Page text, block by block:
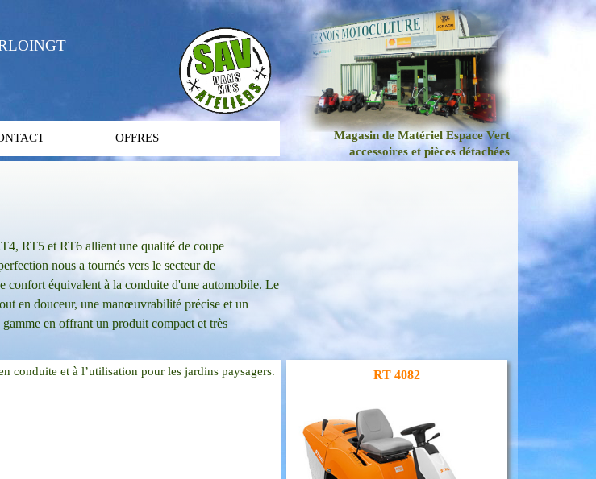
OFFRES Magasin de Matériel Espace Vert
accessoires et pièces détachées
RT5 et RT6 allient une qualité de coupe
nous a tournés vers le secteur de
confort équivalent à la conduite d'une automobile. Le
en douceur, une manœuvrabilité précise et un
en offrant un produit compact et très
conduite et à l’utilisation pour les jardins paysagers. RT 4082